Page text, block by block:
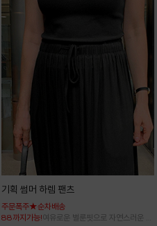
기획 썸머 하렘 팬츠
주문폭주★순차배송
88까지가능!여유로운 벌룬핏으로 자연스러운 체